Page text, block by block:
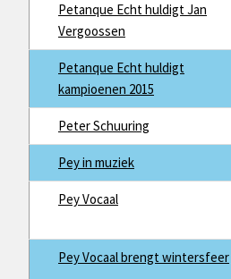
Petanque Echt huldigt Jan
Vergoossen
Petanque Echt huldigt
kampioenen 2015
Peter Schuuring
Pey in muziek
Pey Vocaal
Pey Vocaal brengt wintersfeer